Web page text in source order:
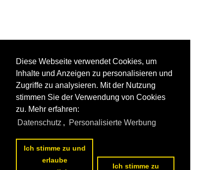
Diese Webseite verwendet Cookies, um
Inhalte und Anzeigen zu personalisieren und
Zugriffe zu analysieren. Mit der Nutzung
stimmen Sie der Verwendung von Cookies
zu. Mehr erfahren:
Datenschutz , Personalisierte Werbung
Ich stimme zu und
erlaube
Ich stimme zu